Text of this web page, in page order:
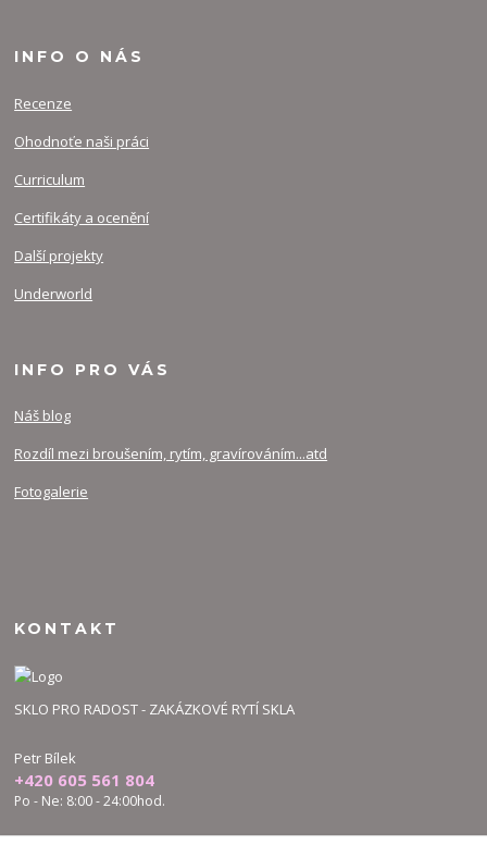
INFO O NÁS
Recenze
Ohodnoťe naši práci
Curriculum
Certifikáty a ocenění
Další projekty
Underworld
INFO PRO VÁS
Náš blog
Rozdíl mezi broušením, rytím, gravírováním...atd
Fotogalerie
KONTAKT
SKLO PRO RADOST - ZAKÁZKOVÉ RYTÍ SKLA
Petr Bílek
+420 605 561 804
Po - Ne: 8:00 - 24:00hod.
bilek.petr@skloproradost.cz